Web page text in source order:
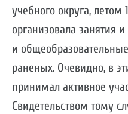
учебного округа, летом
организовала занятия
и
раненых. Очевидно, в
принимал активное
Свидетельством тому